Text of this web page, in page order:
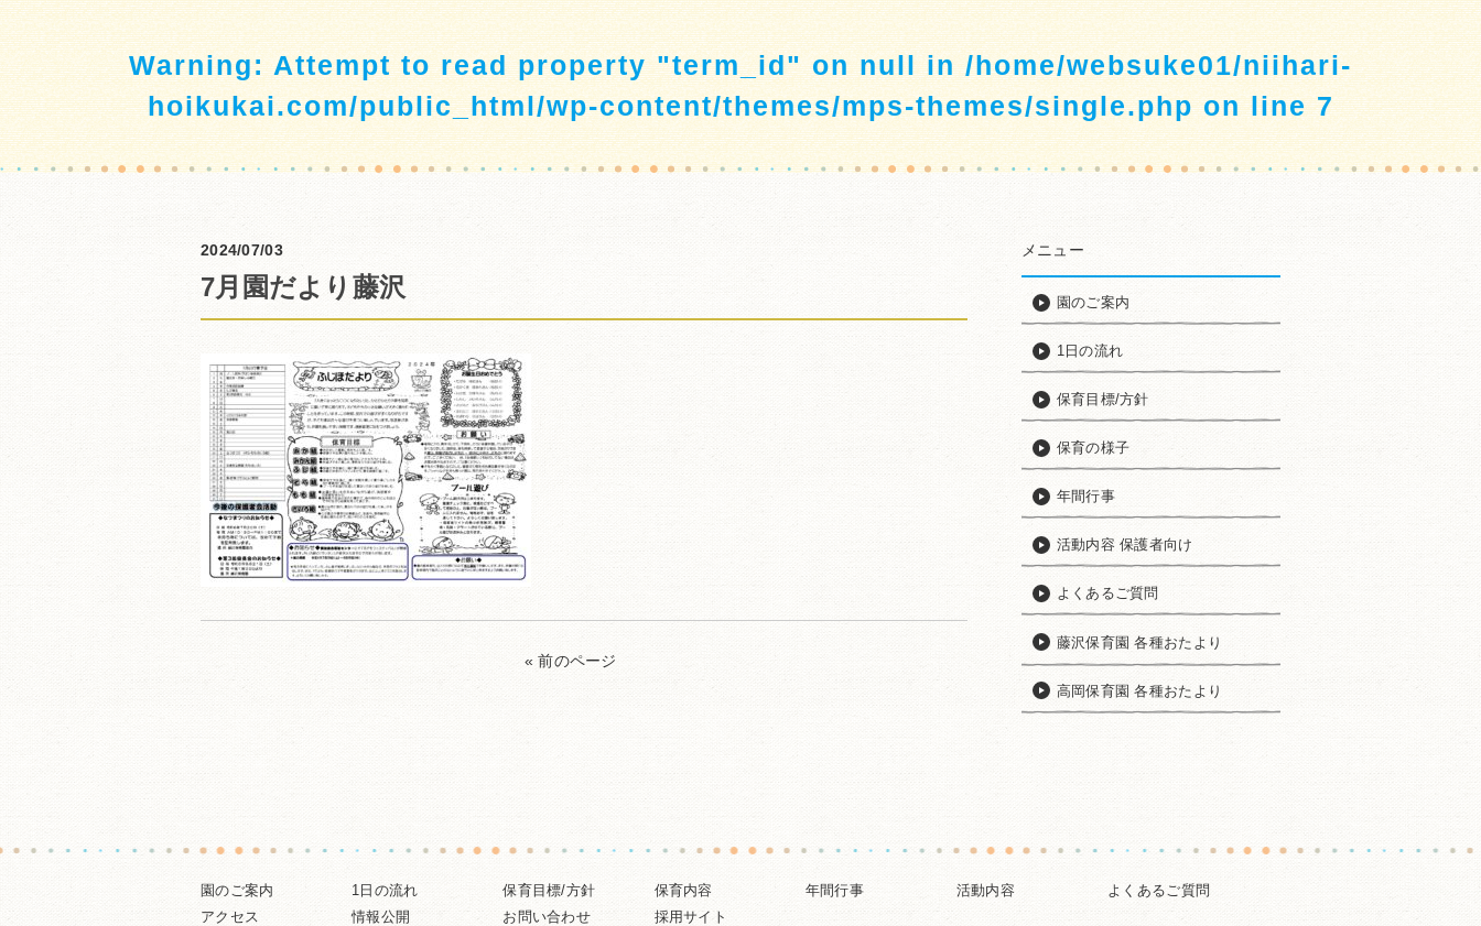
Warning: Attempt to read property "term_id" on null in/home/websuke01/niihari-
hoikukai.com/public_html/wp-content/themes/mps-themes/single.phpon line7
2024/07/03
7月園だより藤沢
« 前のページ
メニュー
園のご案内
1日の流れ
保育目標/方針
保育の様子
年間行事
活動内容 保護者向け
よくあるご質問
藤沢保育園 各種おたより
高岡保育園 各種おたより
園のご案内 1日の流れ 保育目標/方針 保育内容 年間行事 活動内容
よくあるご質問
アクセス
情報公開 お問い合わせ 採用サイト